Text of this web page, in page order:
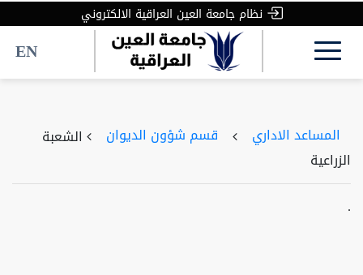
نظام جامعة العين العراقية الالكتروني
EN
المساعد الاداري قسم شؤون الديوان
الشعبة
الزراعية
.